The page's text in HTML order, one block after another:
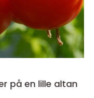
på en lille altan